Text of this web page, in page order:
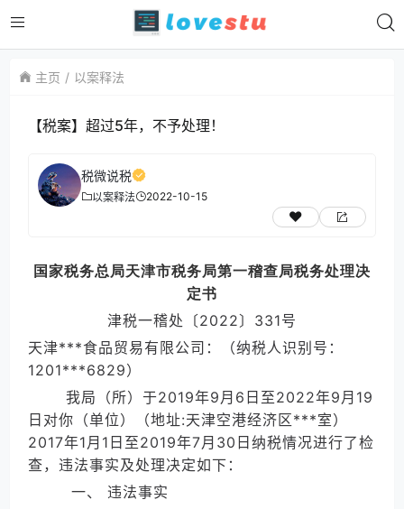
主页 以案释法
【税案】超过5年，不予处理！
税微说税
以案释法 2022-10-15
国家税务总局天津市税务局第一稽查局税务处理决
定书
津税一稽处〔2022〕331号
天津***食品贸易有限公司：（纳税人识别号：
1201***6829）
我局（所）于2019年9月6日至2022年9月19
日对你（单位）（地址:天津空港经济区***室）
2017年1月1日至2019年7月30日纳税情况进行了检
查，违法事实及处理决定如下：
一、 违法事实